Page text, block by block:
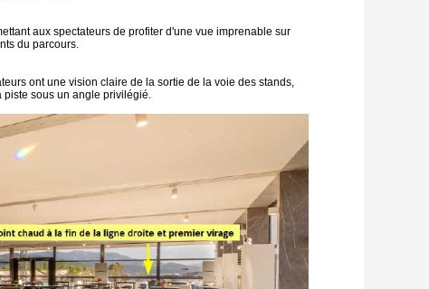
aux spectateurs de profiter d'une vue imprenable sur
du parcours.
ont une vision claire de la sortie de la voie des stands,
sous un angle privilégié.